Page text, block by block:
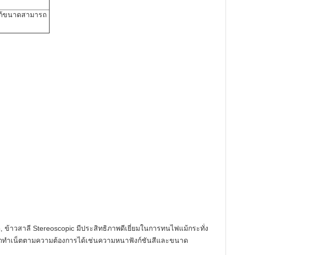
ขนาดสามารถ
ข้าวสาลี Stereoscopic มีประสิทธิภาพดีเยี่ยมในการทนไฟแม้กระทั่ง
ทำเน็ตตามความต้องการได้เช่นความหนาฟังก์ชันสีและขนาด